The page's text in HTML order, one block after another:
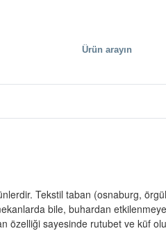
Tekstil taban (osnaburg,
bile, buhardan
özelliği sayesinde rutubet ve küf